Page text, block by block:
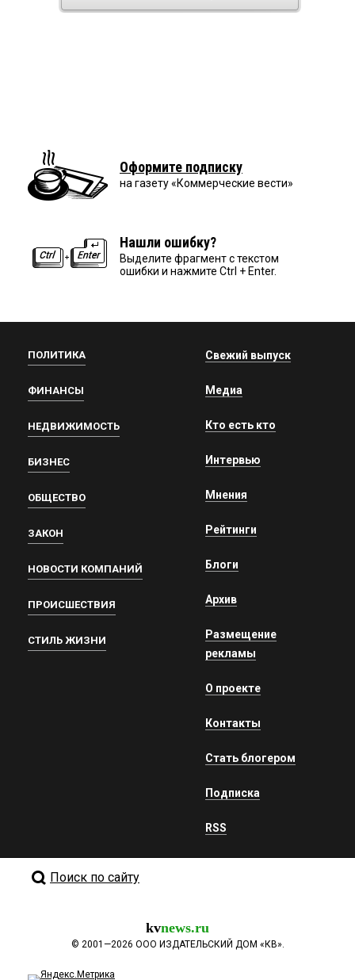
Оформите подписку
на газету «Коммерческие вести»
Нашли ошибку?
Выделите фрагмент с текстом
ошибки и нажмите Ctrl + Enter.
ПОЛИТИКА
ФИНАНСЫ
НЕДВИЖИМОСТЬ
БИЗНЕС
ОБЩЕСТВО
ЗАКОН
НОВОСТИ КОМПАНИЙ
ПРОИСШЕСТВИЯ
СТИЛЬ ЖИЗНИ
Свежий выпуск
Медиа
Кто есть кто
Интервью
Мнения
Рейтинги
Блоги
Архив
Размещение
рекламы
О проекте
Контакты
Стать блогером
Подписка
RSS
Поиск по сайту
kvnews.ru
© 2001—2026 ООО ИЗДАТЕЛЬСКИЙ ДОМ «КВ».